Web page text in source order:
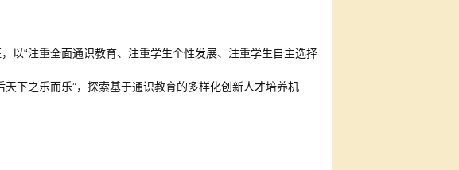
以“注重全面通识教育、注重学生个性发展、注重学生自主选择
下之乐而乐”，探索基于通识教育的多样化创新人才培养机